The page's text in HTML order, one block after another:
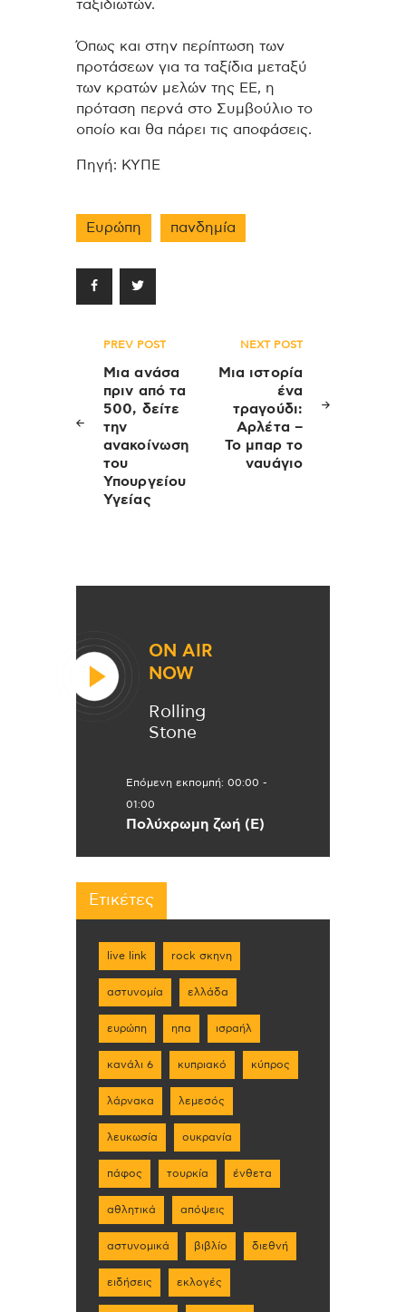
ταξιδιωτών.
Όπως και στην περίπτωση των
προτάσεων για τα ταξίδια μεταξύ
των κρατών μελών της ΕΕ, η
πρόταση περνά στο Συμβούλιο το
οποίο και θα πάρει τις αποφάσεις.
Πηγή: ΚΥΠΕ
Ευρώπη πανδημία
Πλοήγηση
άρθρων
PREV POST
Μια ανάσα
πριν από τα
500, δείτε
την
ανακοίνωση
του
Υπουργείου
Υγείας
NEXT POST
Μια ιστορία
ένα
τραγούδι:
Αρλέτα –
Το μπαρ το
ναυάγιο
ON AIR
NOW
Rolling
Stone
Επόμενη εκπομπή: 00:00 -
01:00
Πολύχρωμη ζωή (Ε)
Ετικέτες
live link rock σκηνη
αστυνομία ελλάδα
ευρώπη ηπα ισραήλ
κανάλι 6 κυπριακό κύπρος
λάρνακα λεμεσός
λευκωσία ουκρανία
πάφος τουρκία ένθετα
αθλητικά απόψεις
αστυνομικά βιβλίο διεθνή
ειδήσεις εκλογές